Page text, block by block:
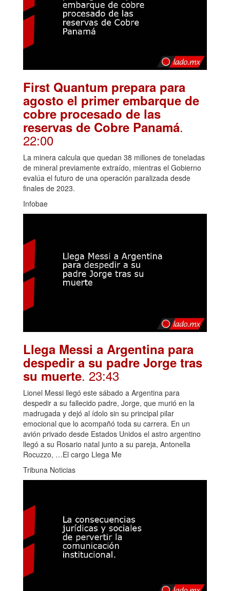
First Quantum prepara para
agosto el primer embarque de
cobre procesado de las
reservas de Cobre Panamá.
22:00
La minera calcula que quedan 38 millones de toneladas
de mineral previamente extraído, mientras el Gobierno
evalúa el futuro de una operación paralizada desde
finales de 2023.
Infobae
Llega Messi a Argentina para
despedir a su padre Jorge tras
su muerte. 23:43
Lionel Messi llegó este sábado a Argentina para
despedir a su fallecido padre, Jorge, que murió en la
madrugada y dejó al ídolo sin su principal pilar
emocional que lo acompañó toda su carrera. En un
avión privado desde Estados Unidos el astro argentino
llegó a su Rosario natal junto a su pareja, Antonella
Rocuzzo, …El cargo Llega Me
Tribuna Noticias